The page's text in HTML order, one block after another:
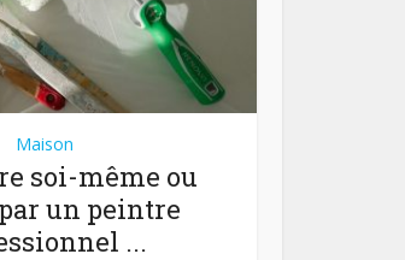
Maison
soi-même ou
un peintre
...